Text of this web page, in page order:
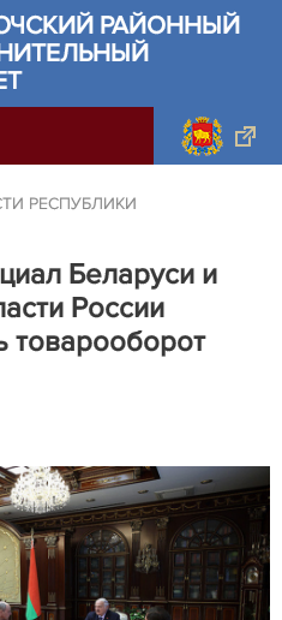
РАЙОННЫЙ
РЕСПУБЛИКИ
Беларуси и
России
товарооборот